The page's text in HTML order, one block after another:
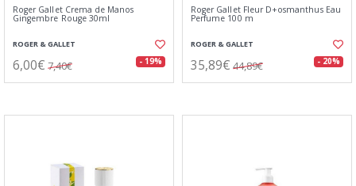
Roger Gallet Crema de Manos
Gingembre Rouge 30ml
ROGER & GALLET
6,00€ 7,40€ - 19%
Roger Gallet Fleur D+osmanthus Eau
Perfume 100 m
ROGER & GALLET
35,89€ 44,89€ - 20%